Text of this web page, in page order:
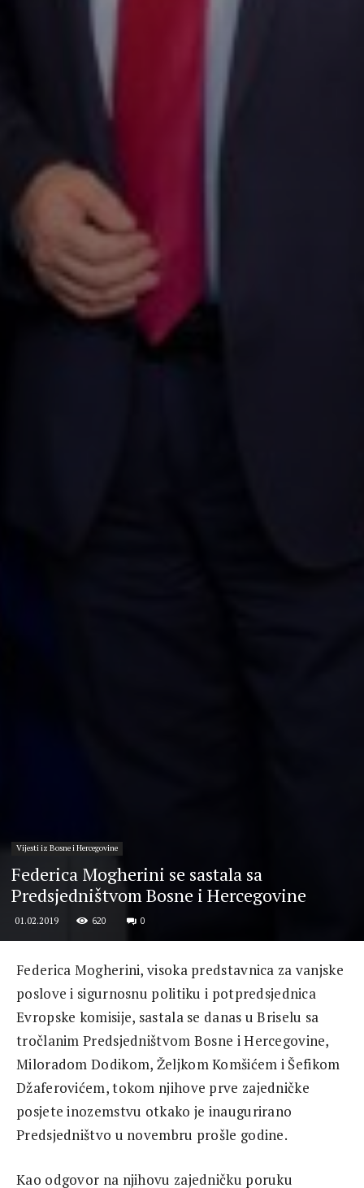
Vijesti iz Bosne i Hercegovine
Federica Mogherini se sastala sa
Predsjedništvom Bosne i Hercegovine
01.02.2019 620 0
Federica Mogherini, visoka predstavnica za vanjske
poslove i sigurnosnu politiku i potpredsjednica
Evropske komisije, sastala se danas u Briselu sa
tročlanim Predsjedništvom Bosne i Hercegovine,
Miloradom Dodikom, Željkom Komšićem i Šefikom
Džaferovićem, tokom njihove prve zajedničke
posjete inozemstvu otkako je inaugurirano
Predsjedništvo u novembru prošle godine.
Kao odgovor na njihovu zajedničku poruku